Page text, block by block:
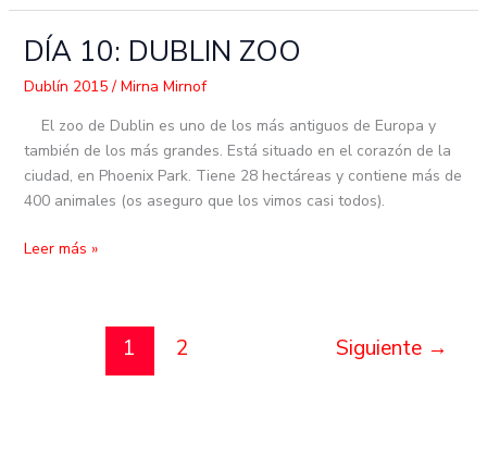
DÍA 10: DUBLIN ZOO
Dublín 2015/ Mirna Mirnof
El zoo de Dublin es uno de los más antiguos de Europa y
también de los más grandes. Está situado en el corazón de la
ciudad, en Phoenix Park. Tiene 28 hectáreas y contiene más de
400 animales (os aseguro que los vimos casi todos).
DÍA
DUBLIN
ZOO
Leer más »
1 2 Siguiente →